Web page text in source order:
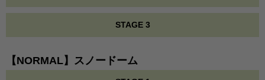
STAGE 3
【NORMAL】スノードーム